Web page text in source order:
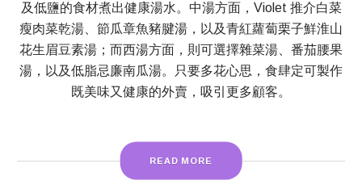
及低鹽的食材煮出健康湯水。中湯方面，Violet 推介白菜
瘦肉菜乾湯、節瓜章魚豬腱湯，以及青紅蘿蔔栗子鮮淮山
花生眉豆素湯；而西湯方面，則可選擇雜菜湯、番茄腰果
湯，以及低脂忌廉南瓜湯。只要多花心思，食肆定可製作
既美味又健康的外賣，吸引更多顧客。
READ MORE